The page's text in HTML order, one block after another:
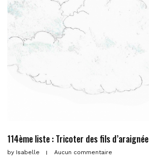
114ème liste : Tricoter des fils d’araignée
by Isabelle Aucun commentaire